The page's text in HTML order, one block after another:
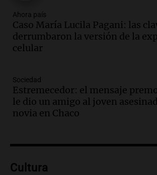
contrato entre cooperativa
Huawei en Neuquén
Panorama Federal
Episodios
la presencia de 70.000
provincia y su integración
Panorama Federal
Episodios
siempre: ''Difundan el
Episodios
Ahora país
Caso María Lucila Pagani: las
derrumbaron la versión de la
celular
Sociedad
Estremecedor: el mensaje
le dio un amigo al joven
novia en Chaco
Cultura